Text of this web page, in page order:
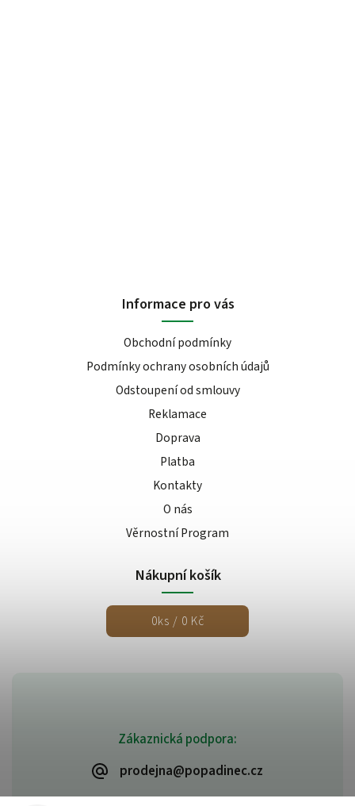
Zákaznická podpora:
prodejna@popadinec.cz
Informace pro vás
Obchodní podmínky
Podmínky ochrany osobních údajů
Odstoupení od smlouvy
Reklamace
Doprava
Platba
Kontakty
O nás
Věrnostní Program
Nákupní košík
0ks / 0 Kč